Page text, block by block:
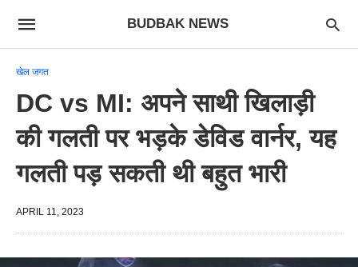
BUDBAK NEWS
खेल जगत
DC vs MI: अपने साथी खिलाड़ी
की गलती पर भड़के डेविड वार्नर, यह
गलती पड़ सकती थी बहुत भारी
APRIL 11, 2023